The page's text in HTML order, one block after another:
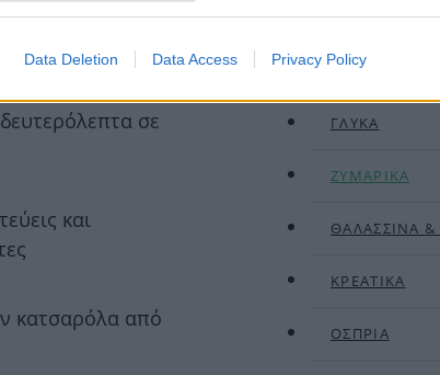
Data Deletion Data Access Privacy Policy
άκρη
και
σε
και
κατσαρόλα από
ΓΛΥΚΑ
ΖΥΜΑΡΙΚΑ
ΘΑΛΑΣΣΙΝΑ &
ΚΡΕΑΤΙΚΑ
ΟΣΠΡΙΑ